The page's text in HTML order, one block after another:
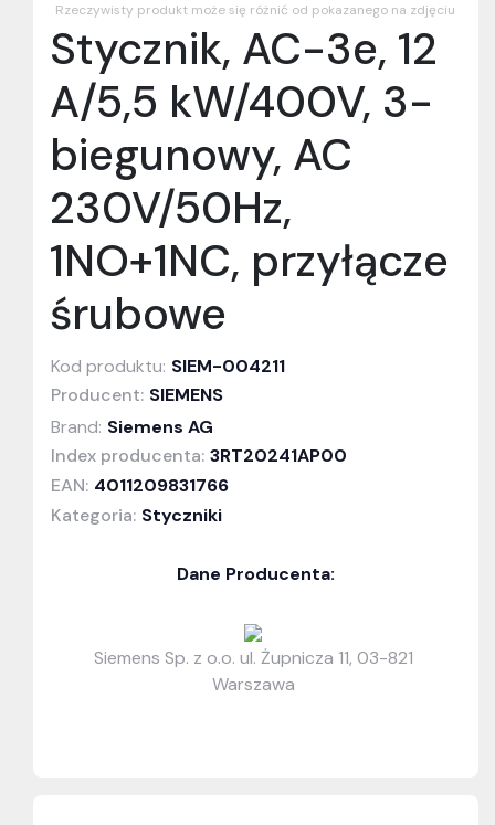
Rzeczywisty produkt może się różnić od pokazanego na zdjęciu
Stycznik, AC-3e, 12
A/5,5 kW/400V, 3-
biegunowy, AC
230V/50Hz,
1NO+1NC, przyłącze
śrubowe
Kod produktu: SIEM-004211
Producent: SIEMENS
Brand: Siemens AG
Index producenta: 3RT20241AP00
EAN: 4011209831766
Kategoria: Styczniki
Dane Producenta:
Siemens Sp. z o.o. ul. Żupnicza 11, 03-821
Warszawa